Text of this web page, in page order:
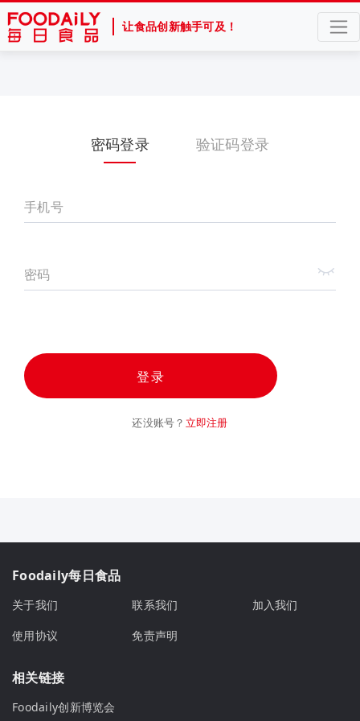
让食品创新触手可及！
密码登录 验证码登录
手机号
密码
登录
还没账号？ 立即注册
Foodaily每日食品
关于我们 联系我们
加入我们
使用协议
免责声明
相关链接
Foodaily创新博览会